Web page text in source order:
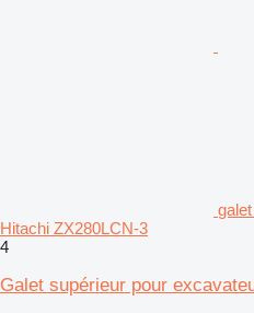
Hitachi ZX280LCN-3
4
Galet supérieur pour